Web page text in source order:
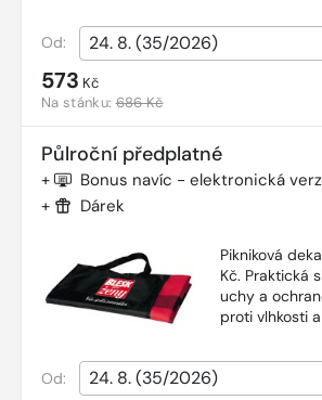
Od:
573 Kč
Na stánku:686 Kč
Půlroční předplatné
+ Bonus navíc - elektronická
+ Dárek
Pikniková
Kč. Praktická
uchy a
proti vlhkosti
Od: